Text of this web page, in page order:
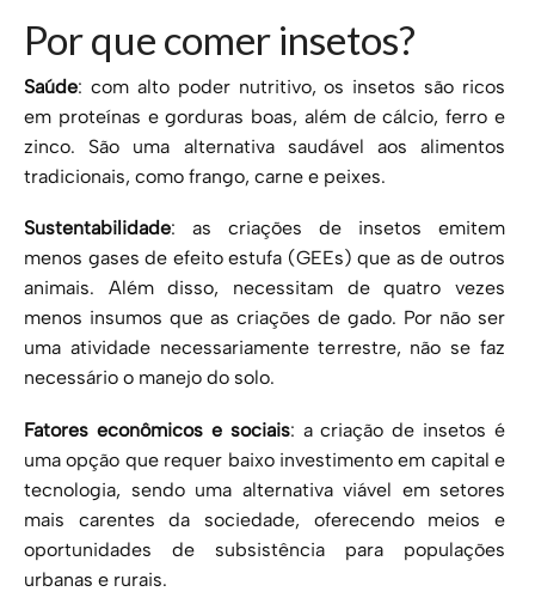
Por que comer insetos?
Saúde: com alto poder nutritivo, os insetos são ricos
em proteínas e gorduras boas, além de cálcio, ferro e
zinco. São uma alternativa saudável aos alimentos
tradicionais, como frango, carne e peixes.
Sustentabilidade: as criações de insetos emitem
menos gases de efeito estufa (GEEs) que as de outros
animais. Além disso, necessitam de quatro vezes
menos insumos que as criações de gado. Por não ser
uma atividade necessariamente terrestre, não se faz
necessário o manejo do solo.
Fatores econômicos e sociais: a criação de insetos é
uma opção que requer baixo investimento em capital e
tecnologia, sendo uma alternativa viável em setores
mais carentes da sociedade, oferecendo meios e
oportunidades de subsistência para populações
urbanas e rurais.